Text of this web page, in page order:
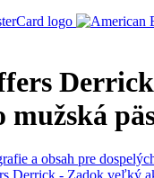
mužská
a obsah pre